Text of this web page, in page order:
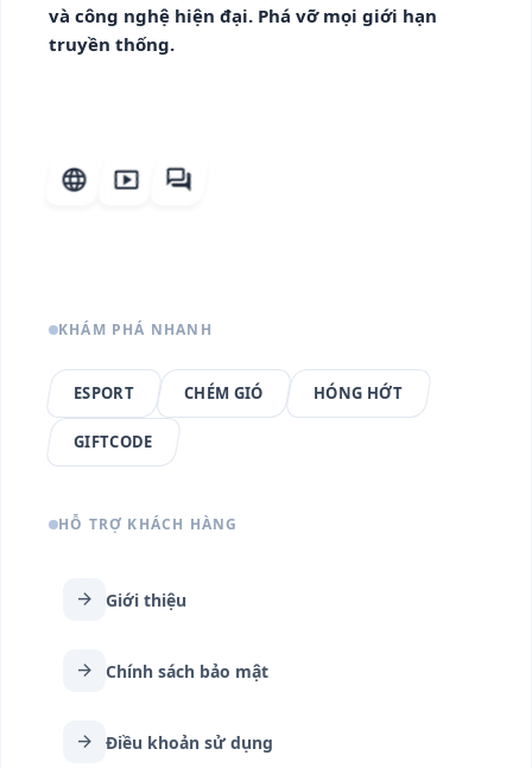
và công nghệ hiện đại. Phá vỡ mọi giới hạn
truyền thống.
language smart_display forum
KHÁM PHÁ NHANH
ESPORT CHÉM GIÓ HÓNG HỚT
GIFTCODE
HỖ TRỢ KHÁCH HÀNG
arrow_forward Giới thiệu
arrow_forward Chính sách bảo mật
arrow_forward Điều khoản sử dụng